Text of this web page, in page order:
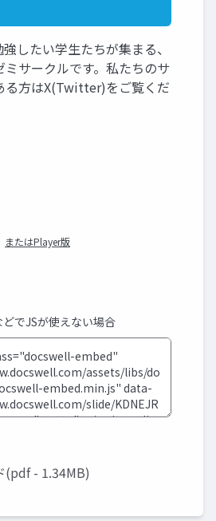
したい学生たちが集まる、
サークルです。私たちのサ
る方はX(Twitter)をご覧くだ
またはPlayer版
どでJSが使えない場合
(pdf - 1.34MB)